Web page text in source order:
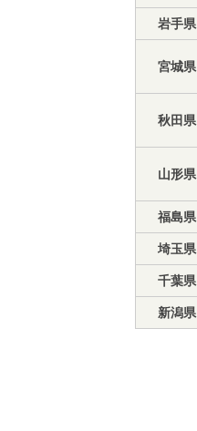
岩手県
宮城県
秋田県
山形県
福島県
埼玉県
千葉県
新潟県